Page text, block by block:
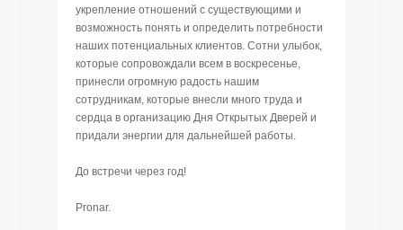
укрепление отношений с существующими и
возможность понять и определить потребности
наших потенциальных клиентов. Сотни улыбок,
которые сопровождали всем в воскресенье,
принесли огромную радость нашим
сотрудникам, которые внесли много труда и
сердца в организацию Дня Открытых Дверей и
придали энергии для дальнейшей работы.
До встречи через год!
Pronar.